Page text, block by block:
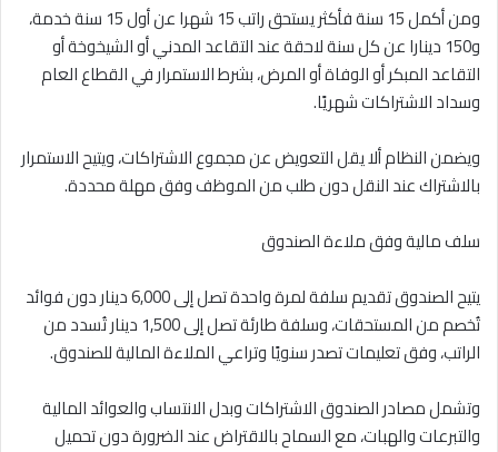
ومن أكمل 15 سنة فأكثر يستحق راتب 15 شهرا عن أول 15 سنة خدمة،
و150 دينارا عن كل سنة لاحقة عند التقاعد المدني أو الشيخوخة أو
التقاعد المبكر أو الوفاة أو المرض، بشرط الاستمرار في القطاع العام
وسداد الاشتراكات شهريًا.
ويضمن النظام ألا يقل التعويض عن مجموع الاشتراكات، ويتيح الاستمرار
بالاشتراك عند النقل دون طلب من الموظف وفق مهلة محددة.
سلف مالية وفق ملاءة الصندوق
يتيح الصندوق تقديم سلفة لمرة واحدة تصل إلى 6,000 دينار دون فوائد
تُخصم من المستحقات، وسلفة طارئة تصل إلى 1,500 دينار تُسدد من
الراتب، وفق تعليمات تصدر سنويًا وتراعي الملاءة المالية للصندوق.
وتشمل مصادر الصندوق الاشتراكات وبدل الانتساب والعوائد المالية
والتبرعات والهبات، مع السماح بالاقتراض عند الضرورة دون تحميل